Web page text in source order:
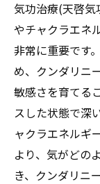
気功治療(天啓気
やチャクラエネ
非常に重要です
め、クンダリニ
敏感さを育てる
スした状態で深
ャクラエネルギ
より、気がどの
き、クンダリニ